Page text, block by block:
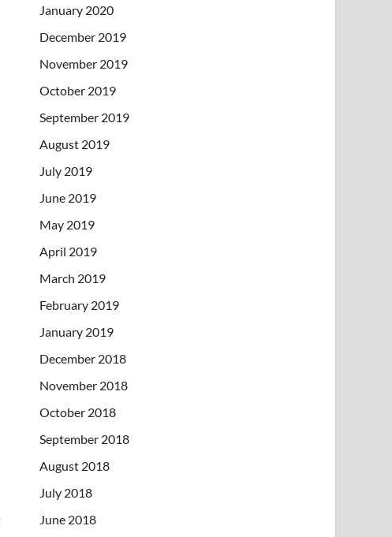
January 2020
December 2019
November 2019
October 2019
September 2019
August 2019
July 2019
June 2019
May 2019
April 2019
March 2019
February 2019
January 2019
December 2018
November 2018
October 2018
September 2018
August 2018
July 2018
June 2018